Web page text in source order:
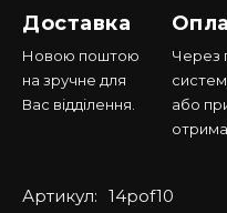
Доставка
Новою поштою
на зручне для
Вас відділення.
Через
або
Артикул: 14pof10